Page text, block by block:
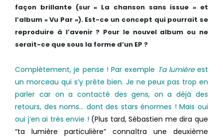
façon brillante (sur « La chanson sans issue » et
l’album « Vu Par »). Est-ce un concept qui pourrait se
reproduire à l’avenir ? Pour le nouvel album ou ne
serait-ce que sous la forme d’un EP ?
Complètement, je pense ! Par exemple Ta lumièreest
un morceau qui s’y prête bien. Je ne peux pas trop en
parler car on a contacté des gens, on a déjà des
retours, des noms… dont des stars énormes ! Mais oui
oui j’en ai très envie ! (Plus tard, Sébastien me dira que
“ta lumière particulière” connaîtra une deuxième